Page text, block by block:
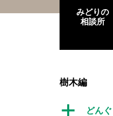
みどりの
相談所
樹木編
a どん